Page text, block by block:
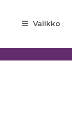
Valikko